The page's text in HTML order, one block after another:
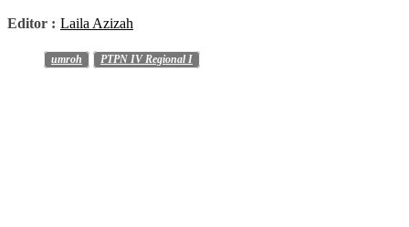
Editor : Laila Azizah
umroh PTPN IV Regional I